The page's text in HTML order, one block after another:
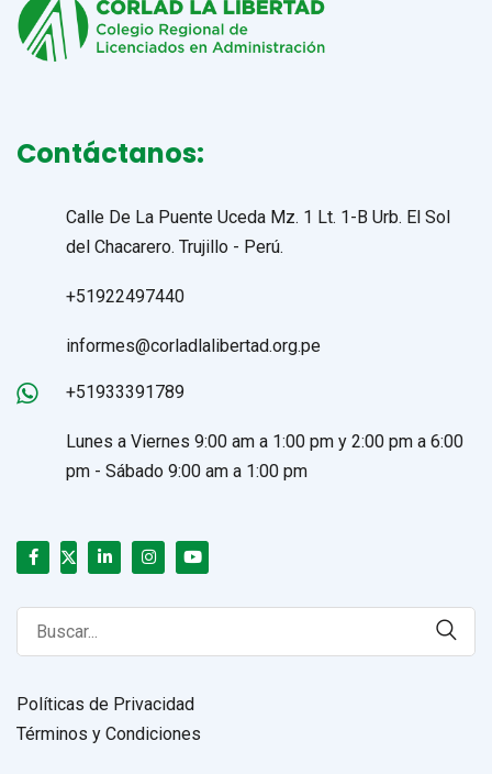
Contáctanos:
Calle De La Puente Uceda Mz. 1 Lt. 1-B Urb. El Sol
del Chacarero. Trujillo - Perú.
+51922497440
informes@corladlalibertad.org.pe
+51933391789
Lunes a Viernes 9:00 am a 1:00 pm y 2:00 pm a 6:00
pm - Sábado 9:00 am a 1:00 pm
Search
for:
Políticas de Privacidad
Términos y Condiciones